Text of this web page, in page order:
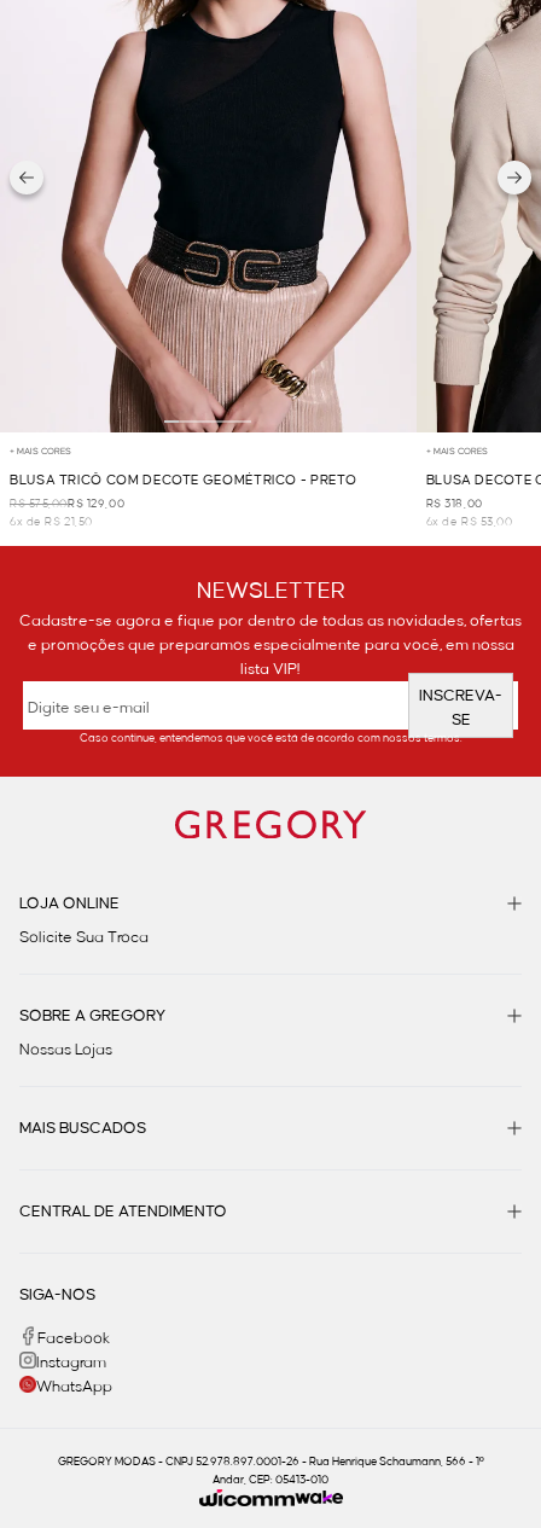
+ MAIS CORES
BLUSA TRICÔ COM DECOTE GEOMÉTRICO - PRETO
R$ 575,00R$ 129,00
6x de R$ 21,50
+ MAIS CORES
BLUSA DECOTE
R$ 318,00
6x de R$ 53,00
NEWSLETTER
Cadastre-se agora e fique por dentro de todas as novidades, ofertas
e promoções que preparamos especialmente para você, em nossa
lista VIP!
INSCREVA-
SE
Caso continue, entendemos que você está de acordo com nossos termos.
LOJA ONLINE
Solicite Sua Troca
SOBRE A GREGORY
Nossas Lojas
MAIS BUSCADOS
CENTRAL DE ATENDIMENTO
SIGA-NOS
Facebook
Instagram
WhatsApp
GREGORY MODAS - CNPJ 52.978.897.0001-26 - Rua Henrique Schaumann, 566 - 1º
Andar, CEP: 05413-010